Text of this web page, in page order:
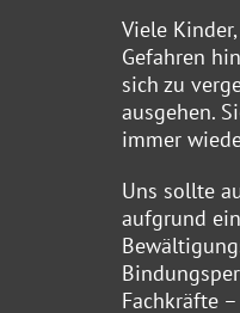
Viele
Gefahren
sich zu
ausgehen.
immer
Uns sollte
aufgrund
Fachkräfte